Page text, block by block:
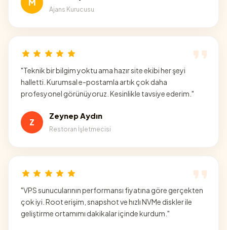
M
Ajans Kurucusu
"Teknik bir bilgim yoktu ama hazır site ekibi her şeyi
halletti. Kurumsal e-postamla artık çok daha
profesyonel görünüyoruz. Kesinlikle tavsiye ederim. "
Z
Zeynep Aydın
Restoran İşletmecisi
"VPS sunucularının performansı fiyatına göre gerçekten
çok iyi. Root erişim, snapshot ve hızlı NVMe diskler ile
geliştirme ortamımı dakikalar içinde kurdum. "